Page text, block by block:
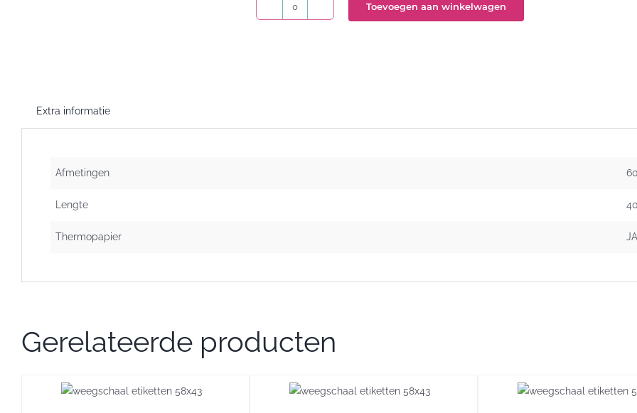
Weegschaal
Toevoegen aan winkelwagen
Extra informatie
Afmetingen
Lengte 40
Thermopapier JA
Gerelateerde producten
DETAILS DETAILS DETAILS